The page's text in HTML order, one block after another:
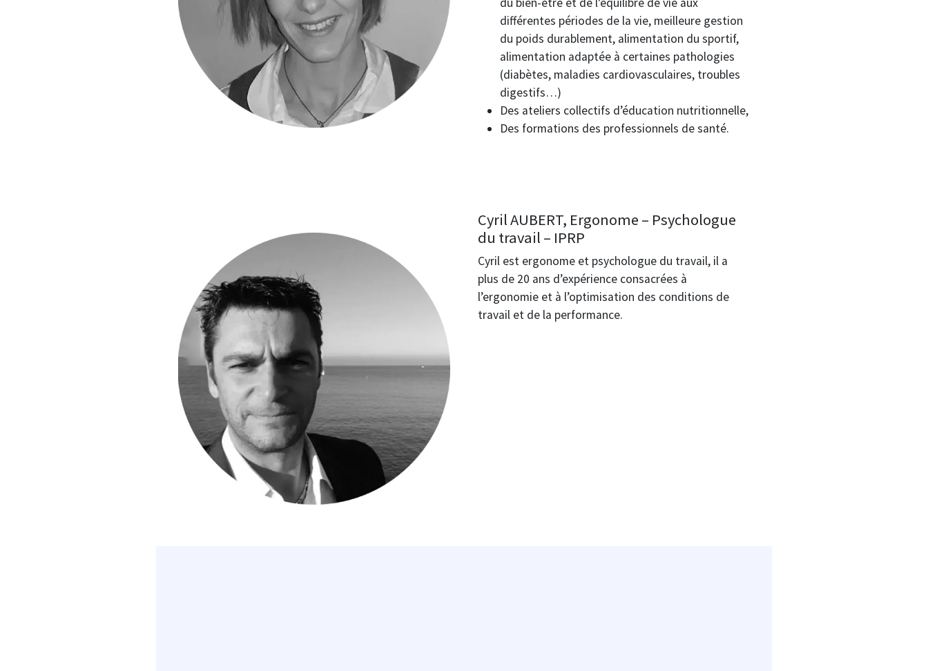
différentes périodes de la vie, meilleure gestion
du poids durablement, alimentation du sportif,
alimentation adaptée à certaines pathologies
(diabètes, maladies cardiovasculaires, troubles
digestifs…)
Des ateliers collectifs d’éducation nutritionnelle,
Des formations des professionnels de santé.
Cyril AUBERT, Ergonome – Psychologue
du travail – IPRP
Cyril est ergonome et psychologue du travail, il a
plus de 20 ans d’expérience consacrées à
l’ergonomie et à l’optimisation des conditions de
travail et de la performance.